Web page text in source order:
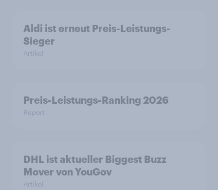
Aldi ist erneut Preis-Leistungs-
Sieger
Artikel
Preis-Leistungs-Ranking 2026
Report
DHL ist aktueller Biggest Buzz
Mover von YouGov
Artikel